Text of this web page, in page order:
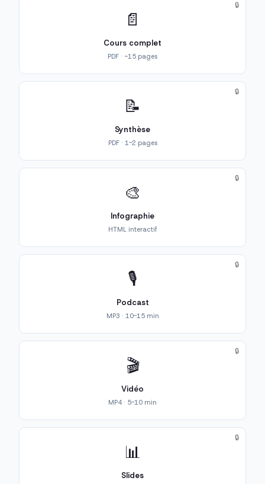
📄
Cours complet
PDF · ~15 pages
🔒
📝
Synthèse
PDF · 1-2 pages
🔒
🎨
Infographie
HTML interactif
🔒
🎙️
Podcast
MP3 · 10-15 min
🔒
🎬
Vidéo
MP4 · 5-10 min
🔒
📊
Slides
🔒